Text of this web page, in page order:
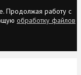
Продолжая работу с
обработку файлов